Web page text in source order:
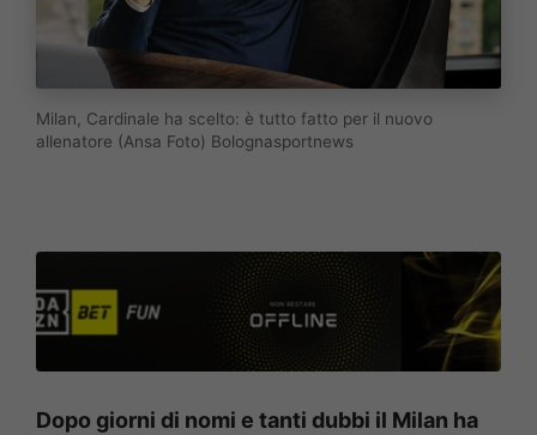
Milan, Cardinale ha scelto: è tutto fatto per il nuovo
allenatore (Ansa Foto) Bolognasportnews
Dopo giorni di nomi e tanti dubbi il Milan ha